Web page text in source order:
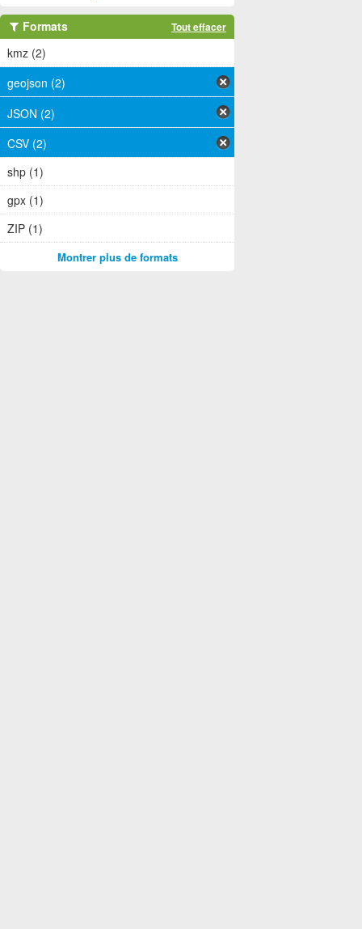
Formats Tout effacer
kmz (2)
geojson (2)
JSON (2)
CSV (2)
shp (1)
gpx (1)
ZIP (1)
Montrer plus de formats